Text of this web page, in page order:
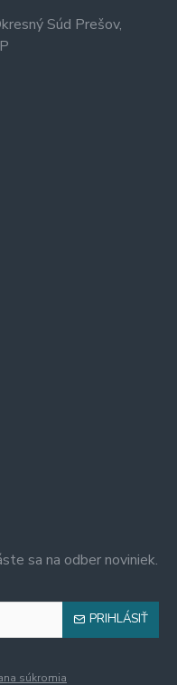
Súd Prešov,
sa na odber noviniek.
PRIHLÁSIŤ
súkromia